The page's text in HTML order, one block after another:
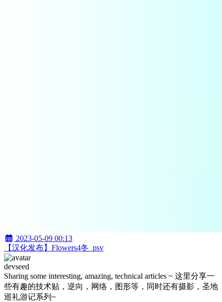
2023-05-09 00:13
【汉化发布】Flowers4冬_psv
devseed
Sharing some interesting, amazing, technical articles ~ 这里分享一
些有趣的技术贴，逆向，网络，图形等，同时还有摄影，圣地
巡礼游记系列~